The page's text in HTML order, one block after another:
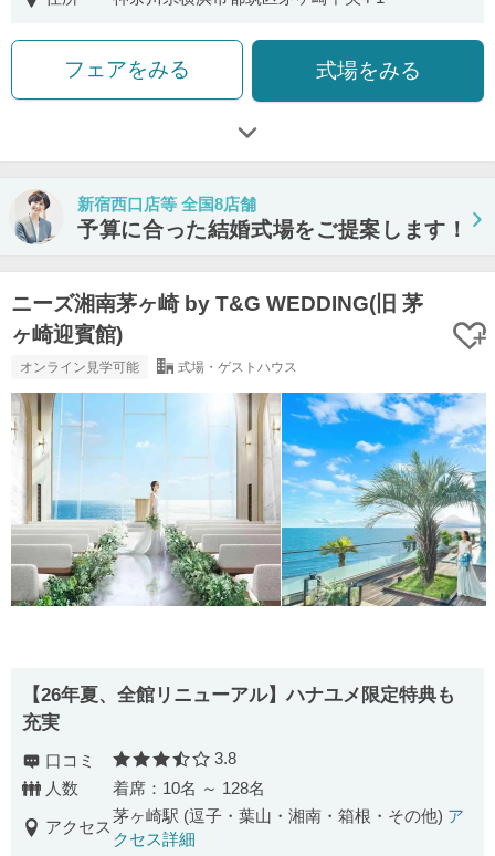
フェアをみる 式場をみる
新宿西口店等 全国8店舗
予算に合った結婚式場をご提案します！
ニーズ湘南茅ヶ崎 by T&G WEDDING(旧 茅
ヶ崎迎賓館)
オンライン見学可能 式場・ゲストハウス
【26年夏、全館リニューアル】ハナユメ限定特典も
充実
口コミ 口コミ評価
3.8
人数
着席：10名 ～ 128名
アクセス
茅ヶ崎駅 (逗子・葉山・湘南・箱根・その他) ア
クセス詳細